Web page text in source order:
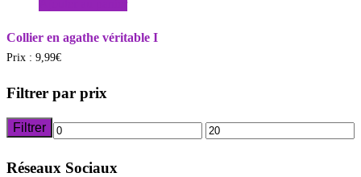
Collier en agathe véritable I
Prix : 9,99€
Filtrer par prix
Prix Prix
Filtrer
Réseaux Sociaux